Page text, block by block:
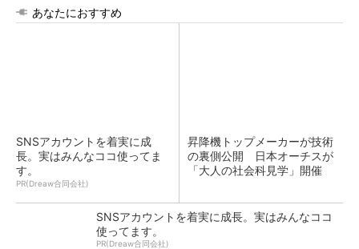
あなたにおすすめ
SNSアカウントを着実に成
長。実はみんなココ使ってま
す。
PR(Dreaw合同会社)
昇降機トップメーカーが技術
の裏側公開 日本オーチスが
「大人の社会科見学」開催
SNSアカウントを着実に成長。実はみんなココ
使ってます。
PR(Dreaw合同会社)